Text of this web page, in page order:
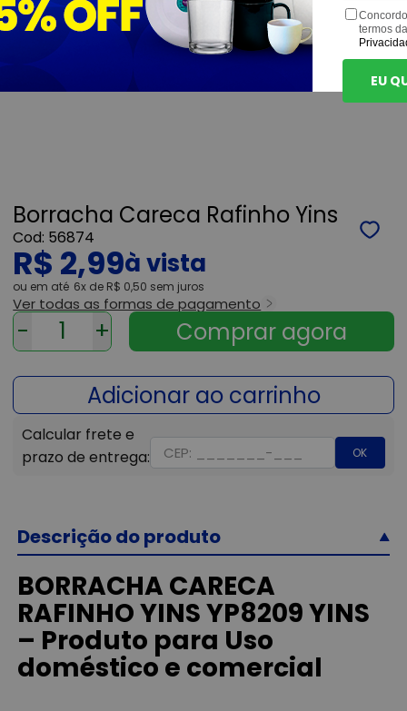
Borracha Careca Rafinho Yins
56874
R$ 2,99
ou 6x de R$ 0,50 sem juros
Ver todas as formas de pagamento
- +
OK
Descrição do produto
BORRACHA CARECA
RAFINHO YINS YP8209 YINS
– Produto para Uso
doméstico e comercial
termos
EU